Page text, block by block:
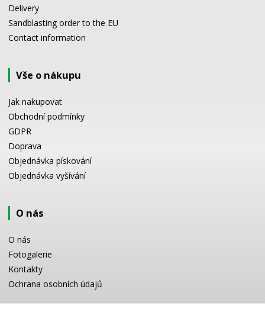
Delivery
Sandblasting order to the EU
Contact information
Vše o nákupu
Jak nakupovat
Obchodní podmínky
GDPR
Doprava
Objednávka pískování
Objednávka vyšívání
O nás
O nás
Fotogalerie
Kontakty
Ochrana osobních údajů